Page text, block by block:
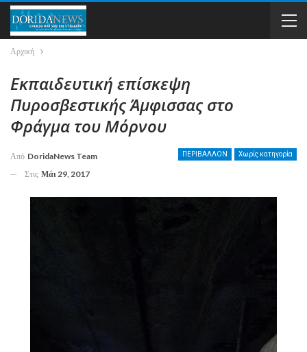
Αρχική
Εκπαιδευτική επίσκεψη
Πυροσβεστικής Άμφισσας στο
Φράγμα του Μόρνου
ΠΕΡΙΒΑΛΛΟΝ Χωρίς κατηγορία
Από DoridaNews Team
Στις Μάι 29, 2017